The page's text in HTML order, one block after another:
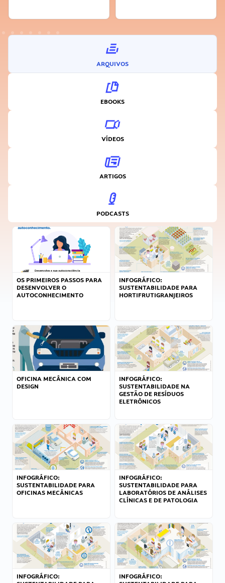
ARQUIVOS
EBOOKS
VÍDEOS
ARTIGOS
PODCASTS
OS PRIMEIROS PASSOS PARA
DESENVOLVER O
AUTOCONHECIMENTO
INFOGRÁFICO:
SUSTENTABILIDADE PARA
HORTIFRUTIGRANJEIROS
OFICINA MECÂNICA COM
DESIGN
INFOGRÁFICO:
SUSTENTABILIDADE NA
GESTÃO DE RESÍDUOS
ELETRÔNICOS
INFOGRÁFICO:
SUSTENTABILIDADE PARA
OFICINAS MECÂNICAS
INFOGRÁFICO:
SUSTENTABILIDADE PARA
LABORATÓRIOS DE ANÁLISES
CLÍNICAS E DE PATOLOGIA
INFOGRÁFICO:
INFOGRÁFICO: